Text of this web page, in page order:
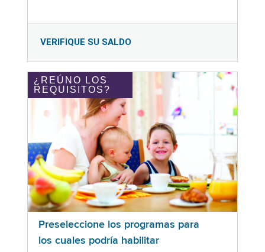
VERIFIQUE SU SALDO
¿REÚNO LOS
REQUISITOS?
Preseleccione los programas para
los cuales podría habilitar